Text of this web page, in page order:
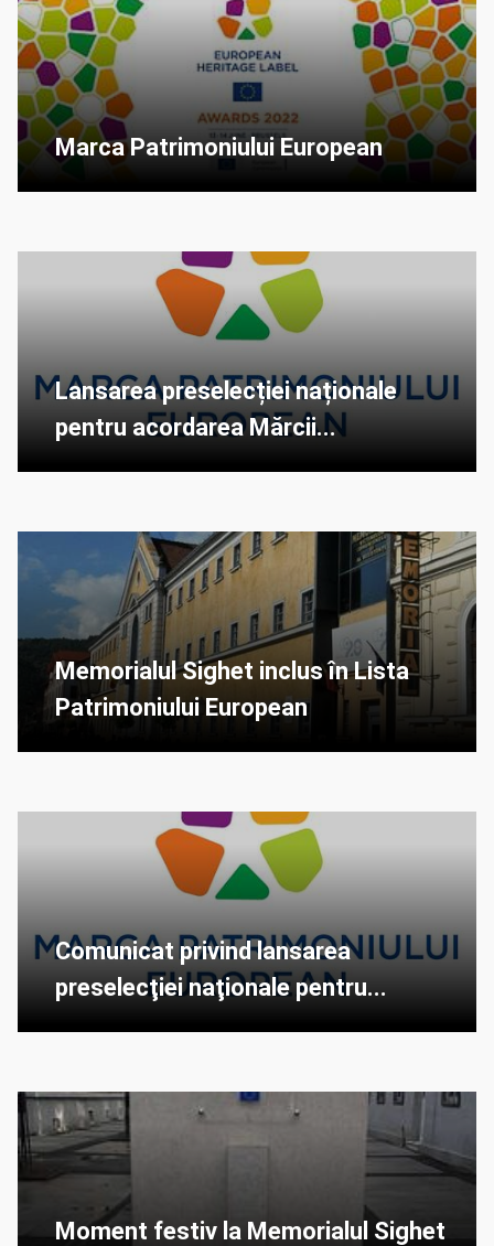
Marca Patrimoniului European
Lansarea preselecției naționale
pentru acordarea Mărcii...
Memorialul Sighet inclus în Lista
Patrimoniului European
Comunicat privind lansarea
preselecţiei naţionale pentru...
Moment festiv la Memorialul Sighet